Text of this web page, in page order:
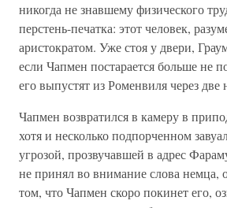
никогда не знавшему физического
перстень-печатка: этот человек,
аристократом. Уже стоя у двери,
если Чапмен постарается больше не
его выпустят из Роменвиля через две
Чапмен возвратился в камеру в
хотя и несколько подпорченном
угрозой, прозвучавшей в адрес
не принял во внимание слова немца,
том, что Чапмен скоро покинет его,